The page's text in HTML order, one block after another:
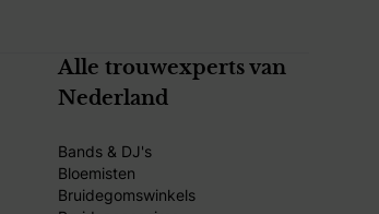
Alle trouwexperts van
Nederland
Bands & DJ's
Bloemisten
Bruidegomswinkels